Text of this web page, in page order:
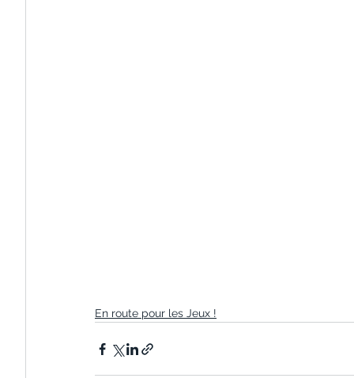
En route pour les Jeux !